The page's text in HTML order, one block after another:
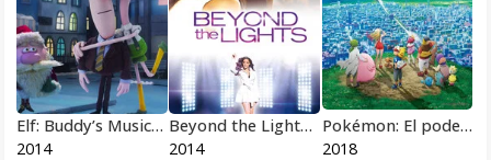
Elf: Buddy’s Musical Christmas
2014
Beyond the Lights Pelicula Completa HD 1080 [MEGA] [LATINO]
2014
Pokémon: El poder de todos
2018